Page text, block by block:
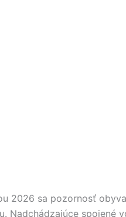
2026 sa pozornosť
Nadchádzajúce spojené